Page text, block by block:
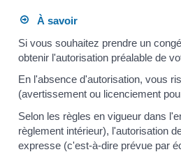
À savoir
Si vous souhaitez prendre un
obtenir l'autorisation préalable de
En l'absence d'autorisation, vous
(avertissement ou licenciement
Selon les règles en vigueur dans
règlement intérieur), l'autorisation
expresse (c'est-à-dire prévue par